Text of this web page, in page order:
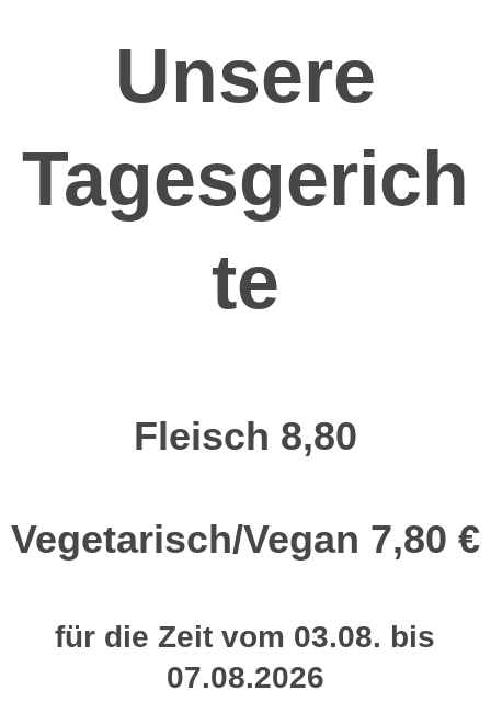
Unsere
Tagesgerich
te
Fleisch 8,80
Vegetarisch/Vegan 7,80 €
für die Zeit vom 03.08. bis
07.08.2026